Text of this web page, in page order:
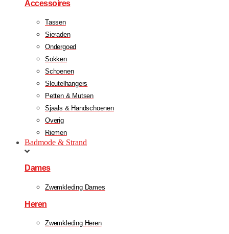
Accessoires
Tassen
Sieraden
Ondergoed
Sokken
Schoenen
Sleutelhangers
Petten & Mutsen
Sjaals & Handschoenen
Overig
Riemen
Badmode & Strand
Dames
Zwemkleding Dames
Heren
Zwemkleding Heren